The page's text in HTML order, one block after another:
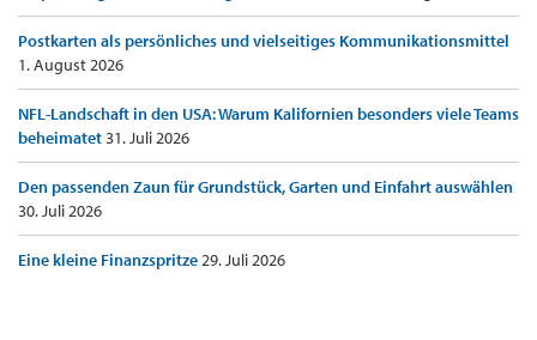
Postkarten als persönliches und vielseitiges Kommunikationsmittel
1. August 2026
NFL-Landschaft in den USA: Warum Kalifornien besonders viele Teams
beheimatet31. Juli 2026
Den passenden Zaun für Grundstück, Garten und Einfahrt auswählen
30. Juli 2026
Eine kleine Finanzspritze29. Juli 2026